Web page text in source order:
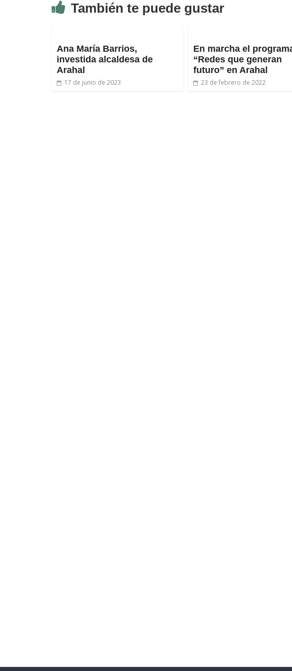
También te puede gustar
Ana María Barrios,
investida alcaldesa de
Arahal
17 de junio de 2023
En marcha el
“Redes que generan
futuro” en Arahal
23 de febrero de 2022